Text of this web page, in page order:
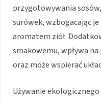
przygotowywania
surówek, wzbogacając
aromatem ziół.
smakowemu, wpływa
oraz może wspierać
Używanie